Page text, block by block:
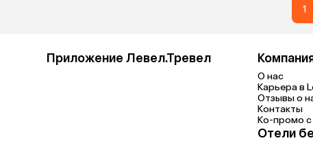
1
Приложение Левел.Тревел
О нас
Карьера в
Отзывы о
Контакты
Ко-промо с
Отели